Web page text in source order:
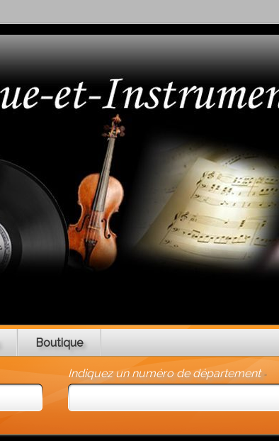
Boutique
Indiquez un numéro de département -